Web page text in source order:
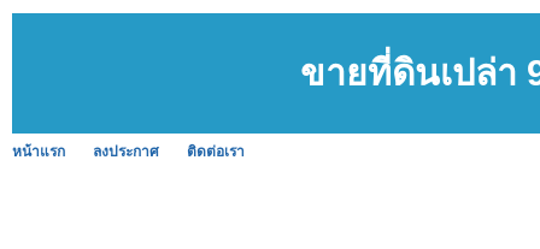
ขายที่ดินเปล่า
หน้าแรก ลงประกาศ ติดต่อเรา